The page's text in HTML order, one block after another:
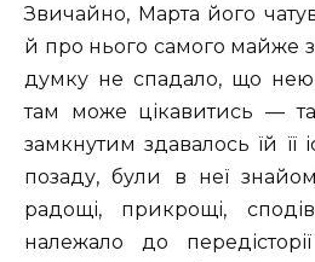
Звичайно, Марта його
й про нього самого майже
думку не спадало, що нею
там може цікавитись —
замкнутим здавалось їй її
позаду, були в неї
радощі, прикрощі,
належало до